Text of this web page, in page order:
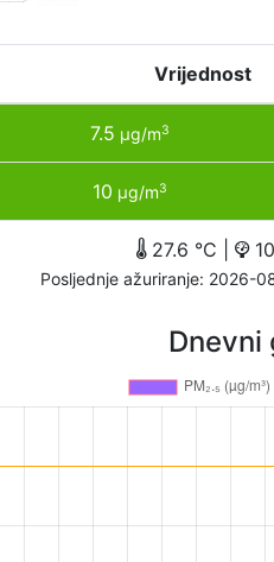
Vrijednost
7.5 µg/m3
10 µg/m3
27.6 °C |
Posljednje ažuriranje: 2026-
Dnevni